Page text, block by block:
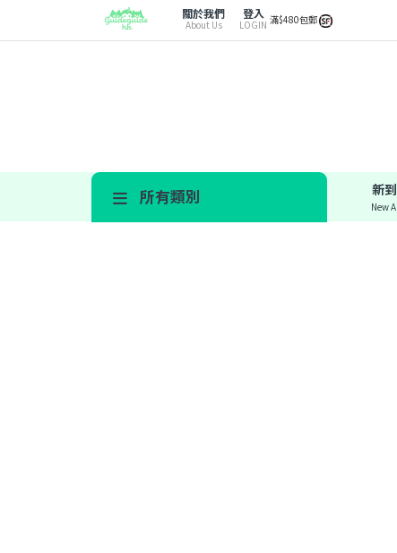
關於我們
About Us
登入
LOGIN 滿$480包郵
所有類別 新
New